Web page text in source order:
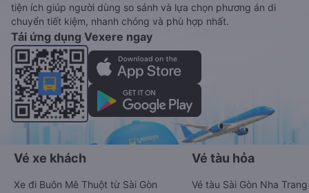
tiện ích giúp người dùng so sánh và lựa chọn phương án di
chuyển tiết kiệm, nhanh chóng và phù hợp nhất.
Tải ứng dụng Vexere ngay
Vé xe khách
Xe đi Buôn Mê Thuột từ Sài Gòn
Vé tàu hỏa
Vé tàu Sài Gòn Nha Trang